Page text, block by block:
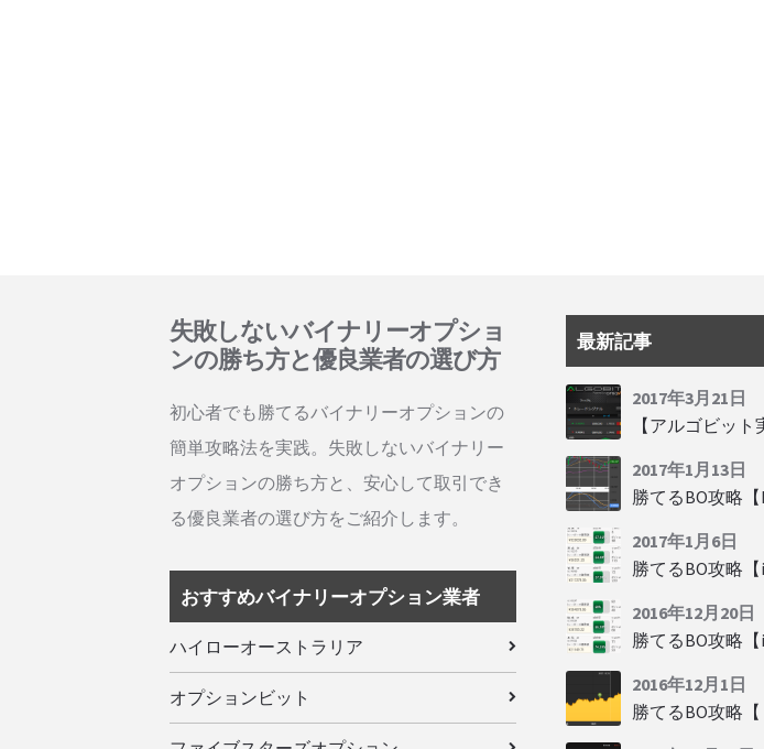
失敗しないバイナリーオプショ
ンの勝ち方と優良業者の選び方
初心者でも勝てるバイナリーオプションの
簡単攻略法を実践。失敗しないバイナリー
オプションの勝ち方と、安心して取引でき
る優良業者の選び方をご紹介します。
おすすめバイナリーオプション業者
ハイローオーストラリア
オプションビット
最新記事
2017年3月21日
2017年1月13日
2017年1月6日
2016年12月20日
2016年12月1日